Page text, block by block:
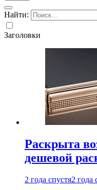
Найти:
Заголовки
Раскрыта
дешевой
2 года спустя2 года